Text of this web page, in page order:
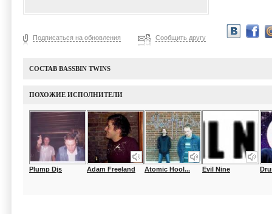
Подписаться на обновления Сообщить другу
СОСТАВ BASSBIN TWINS
ПОХОЖИЕ ИСПОЛНИТЕЛИ
Plump Djs Adam Freeland Atomic Hool... Evil Nine